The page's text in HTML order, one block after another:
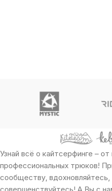
Узнай всё о кайтсерфинге –
профессиональных трюков!
сообществу, вдохновляйтесь,